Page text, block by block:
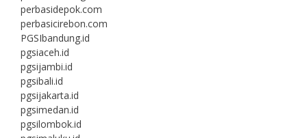
perbasidepok.com
perbasicirebon.com
PGSIbandung.id
pgsiaceh.id
pgsijambi.id
pgsibali.id
pgsijakarta.id
pgsimedan.id
pgsilombok.id